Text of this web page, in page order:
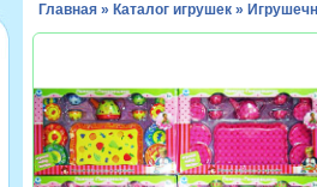
Главная » Каталог игрушек »